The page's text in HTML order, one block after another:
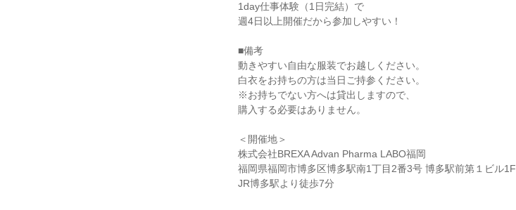
1day仕事体験（1日完結）で
週4日以上開催だから参加しやすい！
■備考
動きやすい自由な服装でお越しください。
白衣をお持ちの方は当日ご持参ください。
※お持ちでない方へは貸出しますので、
購入する必要はありません。
＜開催地＞
株式会社BREXA Advan Pharma LABO福岡
福岡県福岡市博多区博多駅南1丁目2番3号 博多駅前第１ビル1F
JR博多駅より徒歩7分